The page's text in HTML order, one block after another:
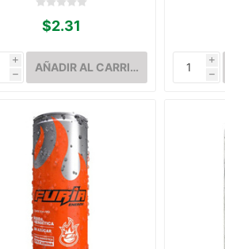
$2.31
i
h
i
h